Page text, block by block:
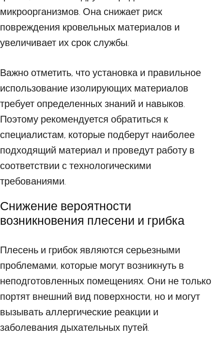
микроорганизмов. Она снижает риск
повреждения кровельных материалов и
увеличивает их срок службы.
Важно отметить, что установка и правильное
использование изолирующих материалов
требует определенных знаний и навыков.
Поэтому рекомендуется обратиться к
специалистам, которые подберут наиболее
подходящий материал и проведут работу в
соответствии с технологическими
требованиями.
Снижение вероятности
возникновения плесени и грибка
Плесень и грибок являются серьезными
проблемами, которые могут возникнуть в
неподготовленных помещениях. Они не только
портят внешний вид поверхности, но и могут
вызывать аллергические реакции и
заболевания дыхательных путей.